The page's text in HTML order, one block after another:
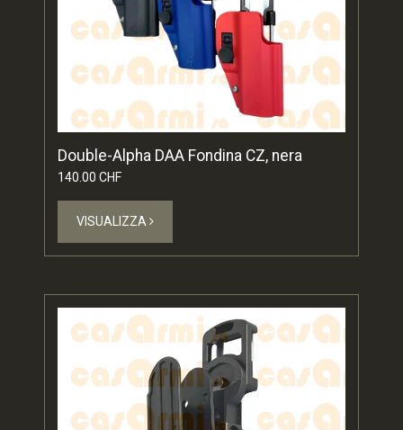
Double-Alpha DAA Fondina CZ, nera
140.00 CHF
VISUALIZZA